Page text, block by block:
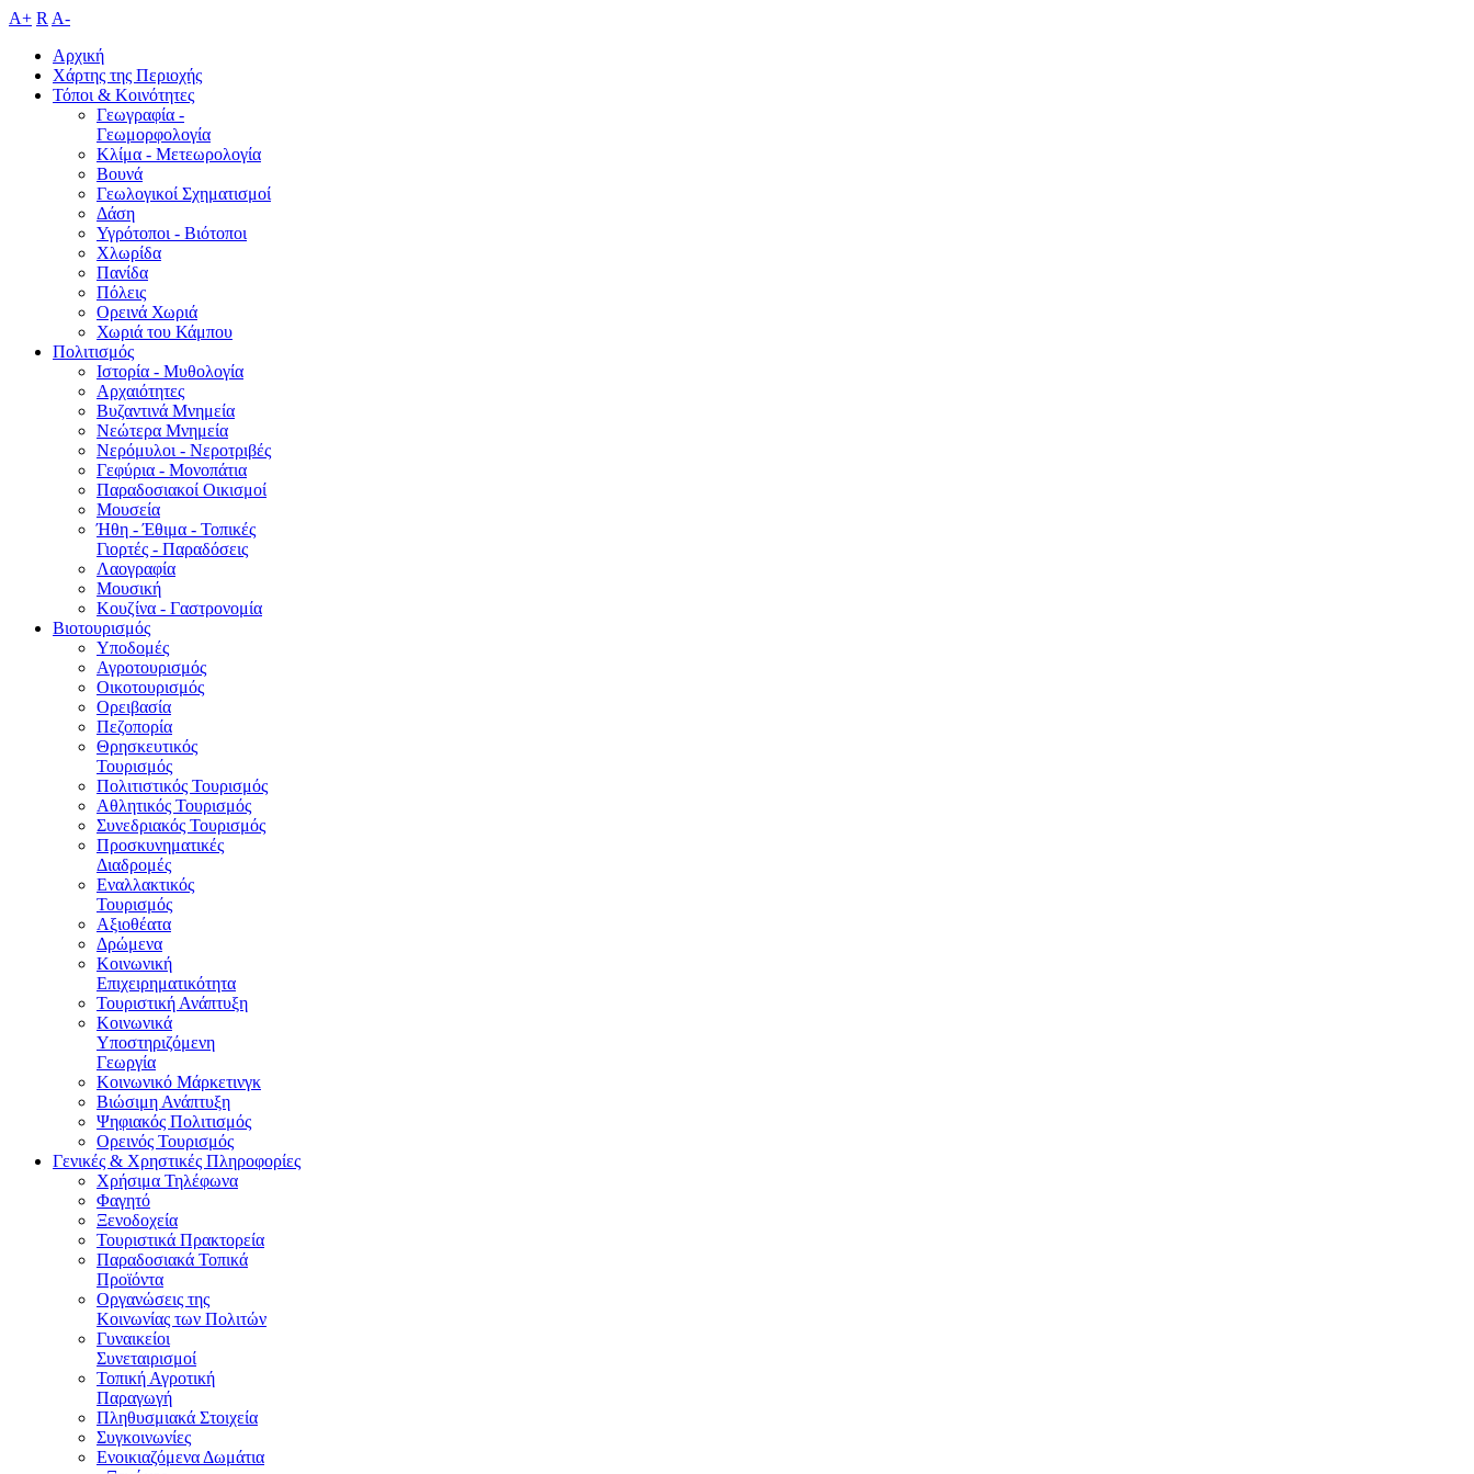
A+ R A-
Αρχική
Χάρτης της Περιοχής
Τόποι & Κοινότητες
Γεωγραφία -
Γεωμορφολογία
Κλίμα - Mετεωρολογία
Βουνά
Γεωλογικοί Σχηματισμοί
Δάση
Υγρότοποι - Βιότοποι
Χλωρίδα
Πανίδα
Πόλεις
Ορεινά Χωριά
Χωριά του Κάμπου
Πολιτισμός
Ιστορία - Μυθολογία
Αρχαιότητες
Βυζαντινά Μνημεία
Νεώτερα Μνημεία
Νερόμυλοι - Nεροτριβές
Γεφύρια - Μονοπάτια
Παραδοσιακοί Οικισμοί
Μουσεία
Ήθη - Έθιμα - Τοπικές
Γιορτές - Παραδόσεις
Λαογραφία
Μουσική
Κουζίνα - Γαστρονομία
Βιοτουρισμός
Υποδομές
Αγροτουρισμός
Οικοτουρισμός
Ορειβασία
Πεζοπορία
Θρησκευτικός
Τουρισμός
Πολιτιστικός Τουρισμός
Αθλητικός Τουρισμός
Συνεδριακός Τουρισμός
Προσκυνηματικές
Διαδρομές
Εναλλακτικός
Τουρισμός
Αξιοθέατα
Δρώμενα
Κοινωνική
Επιχειρηματικότητα
Τουριστική Ανάπτυξη
Κοινωνικά
Υποστηριζόμενη
Γεωργία
Κοινωνικό Μάρκετινγκ
Βιώσιμη Ανάπτυξη
Ψηφιακός Πολιτισμός
Ορεινός Τουρισμός
Γενικές & Χρηστικές Πληροφορίες
Χρήσιμα Τηλέφωνα
Φαγητό
Ξενοδοχεία
Τουριστικά Πρακτορεία
Παραδοσιακά Τοπικά
Προϊόντα
Οργανώσεις της
Κοινωνίας των Πολιτών
Γυναικείοι
Συνεταιρισμοί
Τοπική Αγροτική
Παραγωγή
Πληθυσμιακά Στοιχεία
Συγκοινωνίες
Ενοικιαζόμενα Δωμάτια